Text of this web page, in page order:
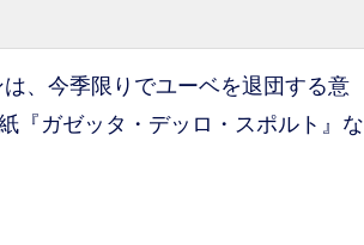
、今季限りでユーベを退団する意
『ガゼッタ・デッロ・スポルト』な